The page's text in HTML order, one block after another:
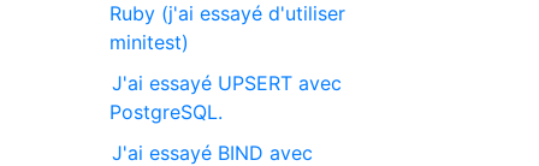
Ruby (j'ai essayé d'utiliser
minitest)
J'ai essayé UPSERT avec
PostgreSQL.
J'ai essayé BIND avec